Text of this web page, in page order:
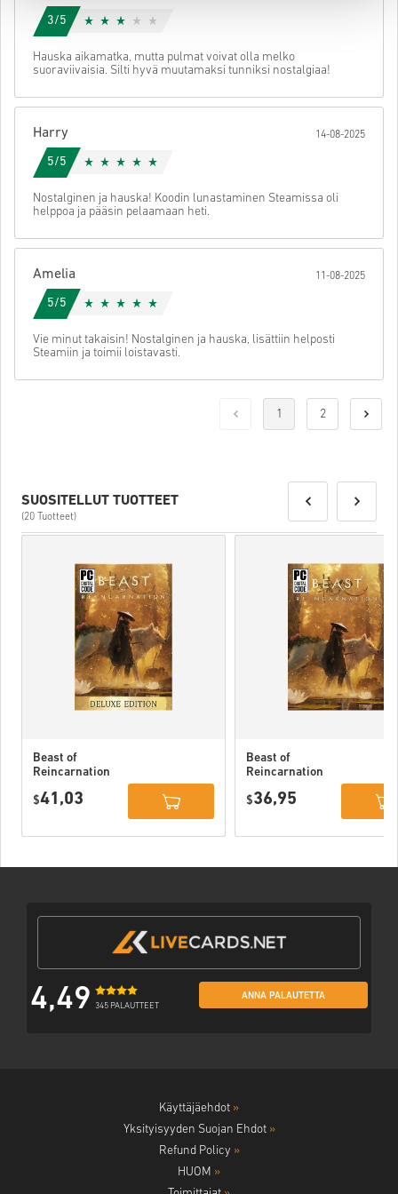
3/5
Hauska aikamatka, mutta pulmat voivat olla melko
suoraviivaisia. Silti hyvä muutamaksi tunniksi nostalgiaa!
Harry 14-08-2025
5/5
Nostalginen ja hauska! Koodin lunastaminen Steamissa oli
helppoa ja pääsin pelaamaan heti.
Amelia 11-08-2025
5/5
Vie minut takaisin! Nostalginen ja hauska, lisättiin helposti
Steamiin ja toimii loistavasti.
1 2
SUOSITELLUT TUOTTEET
(20 Tuotteet)
Beast of
Reincarnation
PC (STEAM)
$41,03
Beast of
Reincarnation
$36,95
4,49 345 PALAUTTEET
ANNA PALAUTETTA
Käyttäjäehdot »
Yksityisyyden Suojan Ehdot »
Refund Policy »
HUOM »